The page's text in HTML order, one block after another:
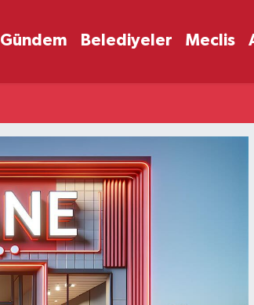
Gündem Belediyeler Meclis